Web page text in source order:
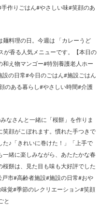
作りごはん#やさしい味#笑顔のあ
麺料理の日。今週は 「カレーうど
が香る人気メニューです。【本日の
和え物マンゴー#特別養護老人ホー
の日常#今日のごはん#施設ごはん
のある暮らし#やさしい時間#介護
なさんと一緒に「桜餅」を作りま
笑顔がこぼれます。慣れた手つきで
♪「きれいに巻けた！」「上手で
緒に楽しみながら、あたたかな春
餅は、見た目も味も大好評でした
市#高齢者施設#施設の日常#おや
覚#季節のレクリエーション#笑顔
と